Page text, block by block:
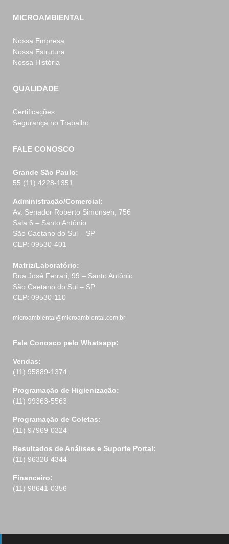
MICROAMBIENTAL
Nossa Empresa
Nossa Estrutura
Nossa História
QUALIDADE
Certificações
Segurança no Trabalho
FALE CONOSCO
Grande São Paulo:
55 (11) 4228-1351
Administração/Comercial:
Av. Senador Roberto Simonsen, 756
Sala 6 – Santo Antônio
São Caetano do Sul – SP
CEP: 09530-401
Matriz/Laboratório:
Rua José Ferrari, 99 – Santo Antônio
São Caetano do Sul – SP
CEP: 09530-110
microambiental@microambiental.com.br
Fale Conosco pelo Whatsapp:
Vendas:
(11) 95889-1374
Programação de Higienização:
(11) 99363-5563
Programação de Coletas:
(11) 97969-0324
Resultados de Análises e Suporte Portal:
(11) 96328-4344
Financeiro:
(11) 98641-0356